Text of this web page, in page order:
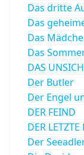
Das dritte
Das
Das
Das
DAS
Der Butler
Der Engel
DER FEIND
DER
Der